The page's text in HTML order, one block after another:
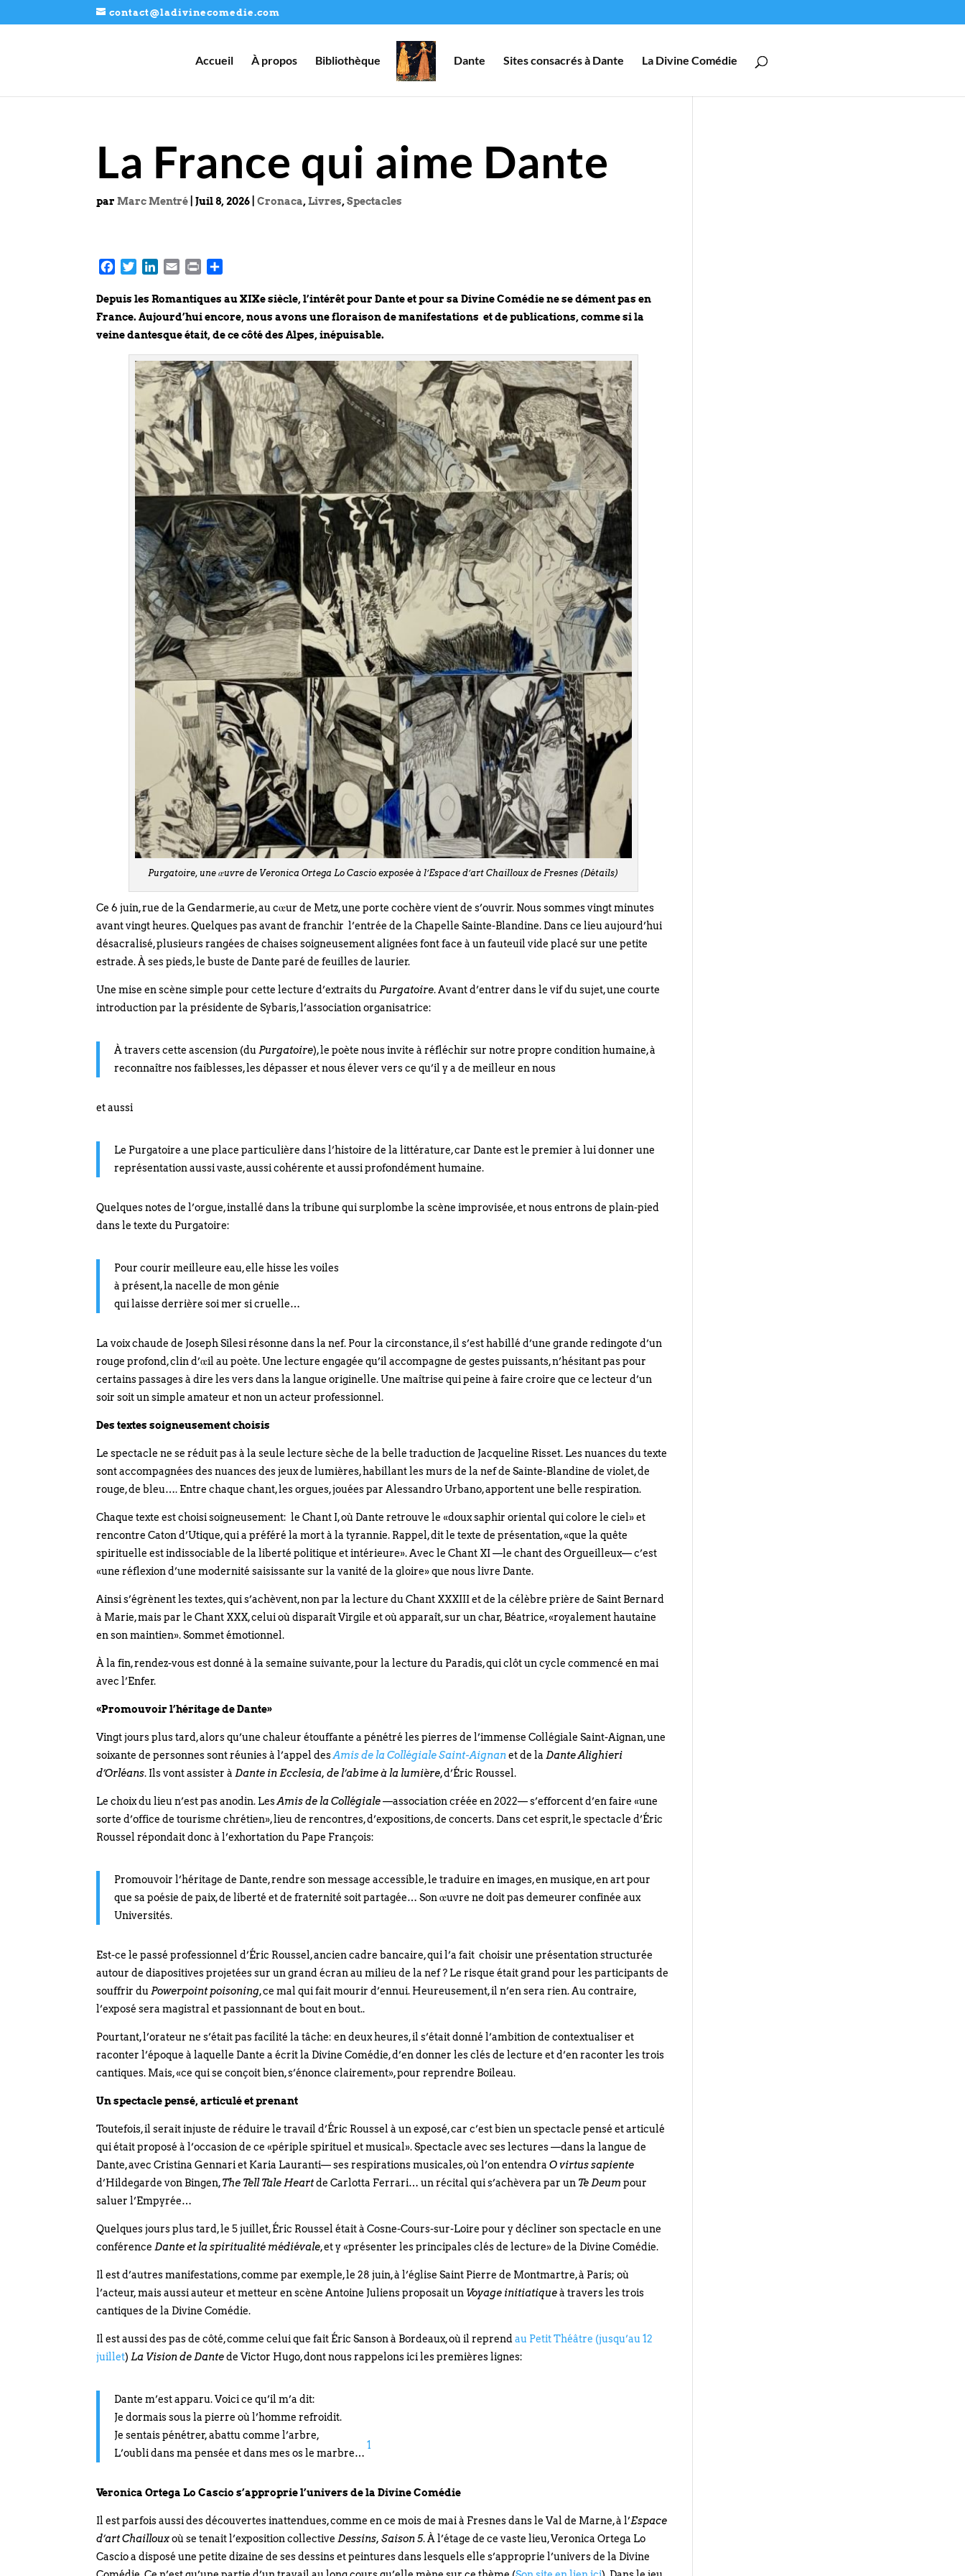
contact@ladivinecomedie.com
Accueil À propos Bibliothèque Dante Sites consacrés à Dante La Divine Comédie
La France qui aime Dante
parMarc Mentré |Juil 8, 2026 |Cronaca,Livres,Spectacles
c
e
b
i
t
t
r
n
k
e
I
n
a
i
l
i
n
t
r
t
a
e
r
Depuis les Romantiques au XIXe siècle, l’intérêt pour Dante et pour sa Divine Comédie ne se dément pas en
France. Aujourd’hui encore, nous avons une floraison de manifestations et de publications, comme si la
veine dantesque était, de ce côté des Alpes, inépuisable.
Purgatoire, une œuvre de Veronica Ortega Lo Cascio exposée à l’Espace d’art Chailloux de Fresnes (Détails)
Ce 6 juin, rue de la Gendarmerie, au cœur de Metz, une porte cochère vient de s’ouvrir. Nous sommes vingt minutes
avant vingt heures. Quelques pas avant de franchir l’entrée de la Chapelle Sainte-Blandine. Dans ce lieu aujourd’hui
désacralisé, plusieurs rangées de chaises soigneusement alignées font face à un fauteuil vide placé sur une petite
estrade. À ses pieds, le buste de Dante paré de feuilles de laurier.
Une mise en scène simple pour cette lecture d’extraits du Purgatoire. Avant d’entrer dans le vif du sujet, une courte
introduction par la présidente de Sybaris, l’association organisatrice:
À travers cette ascension (du Purgatoire), le poète nous invite à réfléchir sur notre propre condition humaine, à
reconnaître nos faiblesses, les dépasser et nous élever vers ce qu’il y a de meilleur en nous
et aussi
Le Purgatoire a une place particulière dans l’histoire de la littérature, car Dante est le premier à lui donner une
représentation aussi vaste, aussi cohérente et aussi profondément humaine.
Quelques notes de l’orgue, installé dans la tribune qui surplombe la scène improvisée, et nous entrons de plain-pied
dans le texte du Purgatoire:
Pour courir meilleure eau, elle hisse les voiles
à présent, la nacelle de mon génie
qui laisse derrière soi mer si cruelle…
La voix chaude de Joseph Silesi résonne dans la nef. Pour la circonstance, il s’est habillé d’une grande redingote d’un
rouge profond, clin d’œil au poète. Une lecture engagée qu’il accompagne de gestes puissants, n’hésitant pas pour
certains passages à dire les vers dans la langue originelle. Une maîtrise qui peine à faire croire que ce lecteur d’un
soir soit un simple amateur et non un acteur professionnel.
Des textes soigneusement choisis
Le spectacle ne se réduit pas à la seule lecture sèche de la belle traduction de Jacqueline Risset. Les nuances du texte
sont accompagnées des nuances des jeux de lumières, habillant les murs de la nef de Sainte-Blandine de violet, de
rouge, de bleu…. Entre chaque chant, les orgues, jouées par Alessandro Urbano, apportent une belle respiration.
Chaque texte est choisi soigneusement: le Chant I, où Dante retrouve le «doux saphir oriental qui colore le ciel» et
rencontre Caton d’Utique, qui a préféré la mort à la tyrannie. Rappel, dit le texte de présentation, «que la quête
spirituelle est indissociable de la liberté politique et intérieure». Avec le Chant XI —le chant des Orgueilleux— c’est
«une réflexion d’une modernité saisissante sur la vanité de la gloire» que nous livre Dante.
Ainsi s’égrènent les textes, qui s’achèvent, non par la lecture du Chant XXXIII et de la célèbre prière de Saint Bernard
à Marie, mais par le Chant XXX, celui où disparaît Virgile et où apparaît, sur un char, Béatrice, «royalement hautaine
en son maintien». Sommet émotionnel.
À la fin, rendez-vous est donné à la semaine suivante, pour la lecture du Paradis, qui clôt un cycle commencé en mai
avec l’Enfer.
«Promouvoir l’héritage de Dante»
Vingt jours plus tard, alors qu’une chaleur étouffante a pénétré les pierres de l’immense Collégiale Saint-Aignan, une
soixante de personnes sont réunies à l’appel desAmis de la Collégiale Saint-Aignan et de la Dante Alighieri
d’Orléans. Ils vont assister à Dante in Ecclesia, de l’abîme à la lumière, d’Éric Roussel.
Le choix du lieu n’est pas anodin. LesAmis de la Collégiale—association créée en 2022— s’efforcent d’en faire «une
sorte d’office de tourisme chrétien», lieu de rencontres, d’expositions, de concerts. Dans cet esprit, le spectacle d’Éric
Roussel répondait donc à l’exhortation du Pape François:
Promouvoir l’héritage de Dante, rendre son message accessible, le traduire en images, en musique, en art pour
que sa poésie de paix, de liberté et de fraternité soit partagée… Son œuvre ne doit pas demeurer confinée aux
Universités.
Est-ce le passé professionnel d’Éric Roussel, ancien cadre bancaire, qui l’a fait choisir une présentation structurée
autour de diapositives projetées sur un grand écran au milieu de la nef ? Le risque était grand pour les participants de
souffrir du Powerpoint poisoning, ce mal qui fait mourir d’ennui. Heureusement, il n’en sera rien. Au contraire,
l’exposé sera magistral et passionnant de bout en bout..
Pourtant, l’orateur ne s’était pas facilité la tâche: en deux heures, il s’était donné l’ambition de contextualiser et
raconter l’époque à laquelle Dante a écrit la Divine Comédie, d’en donner les clés de lecture et d’en raconter les trois
cantiques. Mais, «ce qui se conçoit bien, s’énonce clairement», pour reprendre Boileau.
Un spectacle pensé, articulé et prenant
Toutefois, il serait injuste de réduire le travail d’Éric Roussel à un exposé, car c’est bien un spectacle pensé et articulé
qui était proposé à l’occasion de ce «périple spirituel et musical». Spectacle avec ses lectures —dans la langue de
Dante, avec Cristina Gennari et Karia Lauranti— ses respirations musicales, où l’on entendraO virtus sapiente
d’Hildegarde von Bingen,The Tell Tale Heartde Carlotta Ferrari… un récital qui s’achèvera par un Te Deum pour
saluer l’Empyrée…
Quelques jours plus tard, le 5 juillet, Éric Roussel était à Cosne-Cours-sur-Loire pour y décliner son spectacle en une
conférence Dante et la spiritualité médiévale, et y «présenter les principales clés de lecture» de la Divine Comédie.
Il est d’autres manifestations, comme par exemple, le 28 juin, à l’église Saint Pierre de Montmartre, à Paris; où
l’acteur, mais aussi auteur et metteur en scène Antoine Juliens proposait un Voyage initiatiqueà travers les trois
cantiques de la Divine Comédie.
Il est aussi des pas de côté, comme celui que fait Éric Sanson à Bordeaux, où il reprendau Petit Théâtre (jusqu’au 12
juillet) La Vision de Dantede Victor Hugo, dont nous rappelons ici les premières lignes:
Dante m’est apparu. Voici ce qu’il m’a dit:
Je dormais sous la pierre où l’homme refroidit.
Je sentais pénétrer, abattu comme l’arbre,
L’oubli dans ma pensée et dans mes os le marbre…
1
Veronica Ortega Lo Cascio s’approprie l’univers de la Divine Comédie
Il est parfois aussi des découvertes inattendues, comme en ce mois de mai à Fresnes dans le Val de Marne, à l’Espace
d’art Chaillouxoù se tenait l’exposition collective Dessins, Saison 5. À l’étage de ce vaste lieu, Veronica Ortega Lo
Cascio a disposé une petite dizaine de ses dessins et peintures dans lesquels elle s’approprie l’univers de la Divine